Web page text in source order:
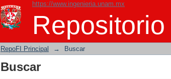
https://www.ingenieria.unam.mx
Buscar
RepoFI Principal → Buscar
Buscar